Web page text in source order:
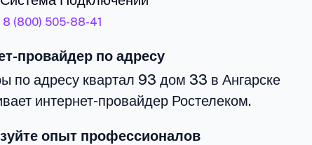
8 (800) 505-88-41
провайдер по адресу
по адресу квартал 93 дом 33 в Ангарске
интернет-провайдер Ростелеком.
опыт профессионалов